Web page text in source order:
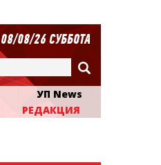
08/08/26 СУББОТА
УП News
РЕДАКЦИЯ